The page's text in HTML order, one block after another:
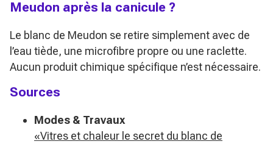
Meudon après la canicule ?
Le blanc de Meudon se retire simplement avec de
l’eau tiède, une microfibre propre ou une raclette.
Aucun produit chimique spécifique n’est nécessaire.
Sources
Modes & Travaux
«Vitres et chaleur le secret du blanc de